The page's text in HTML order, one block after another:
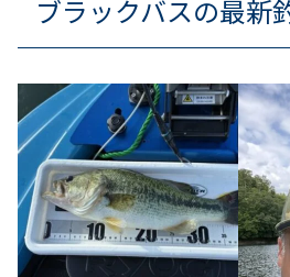
ブラックバスの最新